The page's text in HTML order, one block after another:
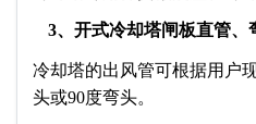
3、开式冷却塔闸板直管、
冷却塔的出风管可根据用户
头或90度弯头。